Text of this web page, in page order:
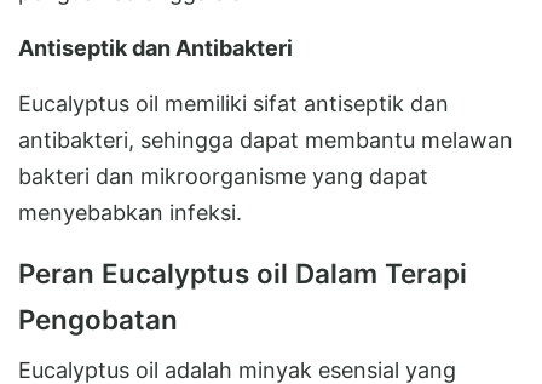
Antiseptik dan Antibakteri
Eucalyptus oil memiliki sifat antiseptik dan
antibakteri, sehingga dapat membantu melawan
bakteri dan mikroorganisme yang dapat
menyebabkan infeksi.
Peran Eucalyptus oil Dalam Terapi
Pengobatan
Eucalyptus oil adalah minyak esensial yang